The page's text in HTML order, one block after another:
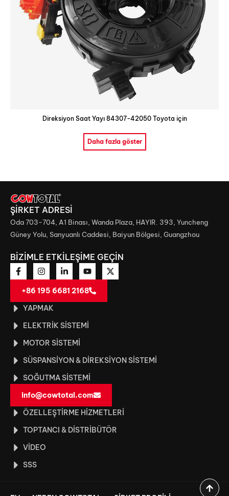
Direksiyon Saat Yayı 84307-42050 Toyota için
Daha fazla göster
ŞİRKET ADRESİ
Oda 703-704, A1 Binası, Wanda Plaza, HAYIR. 393, Yuncheng
Güney Yolu, Sanyuanlı Caddesi, Baiyun Bölgesi, Guangzhou
BİZİMLE ETKİLEŞİME GEÇİN
+86 195 6681 2168
YAPMAK
ELEKTRIK SISTEMI
MOTOR SISTEMI
SÜSPANSIYON & DIREKSIYON SISTEMI
SOĞUTMA SISTEMI
info@cowtotal.com
ÖZELLEŞTIRME HIZMETLERI
TOPTANCI & DISTRIBÜTÖR
VIDEO
SSS